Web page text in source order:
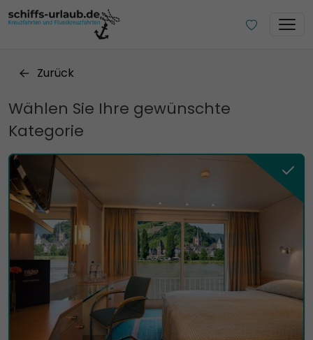
Zurück
Wählen Sie Ihre gewünschte
Kategorie